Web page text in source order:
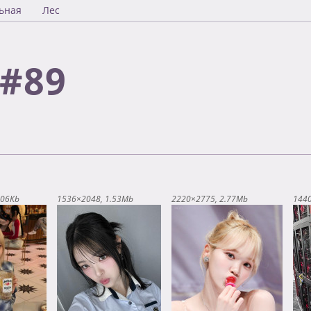
Лес
1536×2048 1.53Mb 2220×2775 2.77Mb